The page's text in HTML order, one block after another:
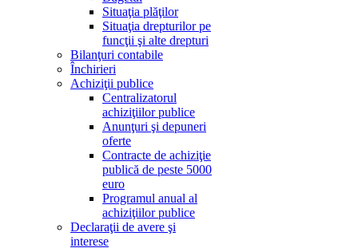
Situaţia plăţilor
Situaţia drepturilor pe
funcţii şi alte drepturi
Bilanţuri contabile
Închirieri
Achiziţii publice
Centralizatorul
achiziţiilor publice
Anunţuri şi depuneri
oferte
Contracte de achiziţie
publică de peste 5000
euro
Programul anual al
achiziţiilor publice
Declaraţii de avere şi
interese